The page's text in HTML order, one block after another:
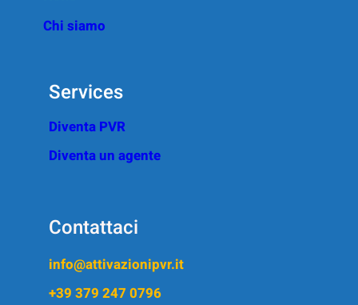
Chi siamo
Services
Diventa PVR
Diventa un agente
Contattaci
info@attivazionipvr.it
+39 379 247 0796